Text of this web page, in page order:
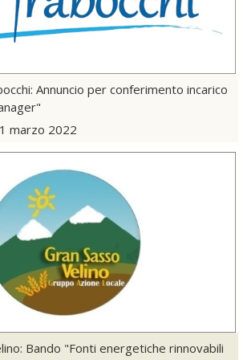
Annuncio per conferimento incarico
marzo 2022
Bando "Fonti energetiche rinnovabili